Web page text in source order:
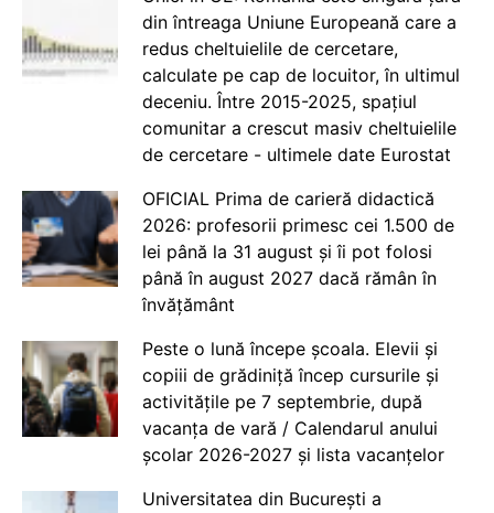
din întreaga Uniune Europeană care a
redus cheltuielile de cercetare,
calculate pe cap de locuitor, în ultimul
deceniu. Între 2015-2025, spațiul
comunitar a crescut masiv cheltuielile
de cercetare - ultimele date Eurostat
OFICIAL Prima de carieră didactică
2026: profesorii primesc cei 1.500 de
lei până la 31 august și îi pot folosi
până în august 2027 dacă rămân în
învățământ
Peste o lună începe școala. Elevii și
copiii de grădiniță încep cursurile și
activitățile pe 7 septembrie, după
vacanța de vară / Calendarul anului
școlar 2026-2027 și lista vacanțelor
Universitatea din București a